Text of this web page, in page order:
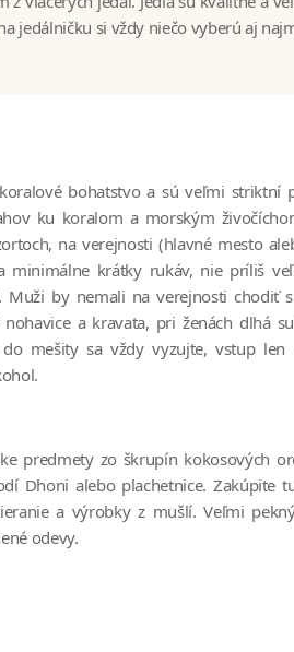
jedálničku si vždy niečo vyberú aj
bohatstvo a sú veľmi striktní
ku koralom a morským
na verejnosti (hlavné mesto
minimálne krátky rukáv, nie príliš
Muži by nemali na verejnosti
a kravata, pri ženách dlhá
mešity sa vždy vyzujte, vstup
predmety zo škrupín kokosových
Dhoni alebo plachetnice. Zakúpite
a výrobky z mušlí. Veľmi
odevy.